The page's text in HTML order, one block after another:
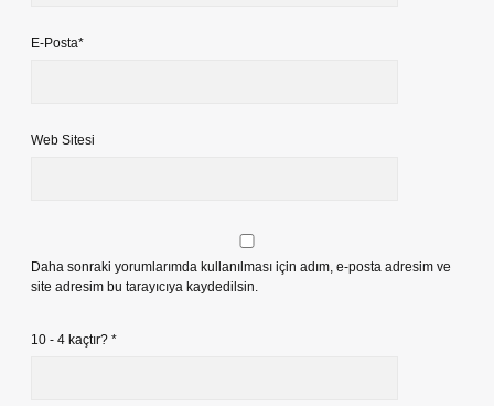
E-Posta*
Web Sitesi
Daha sonraki yorumlarımda kullanılması için adım, e-posta adresim ve
site adresim bu tarayıcıya kaydedilsin.
10 - 4 kaçtır? *